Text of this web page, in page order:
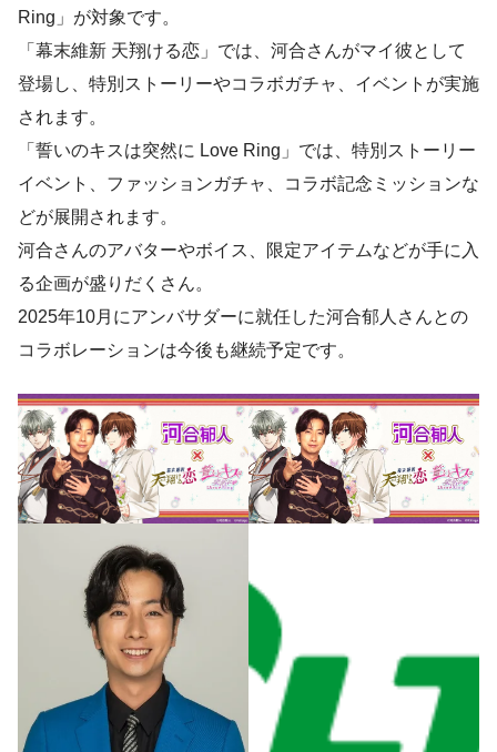
Ring」が対象です。
「幕末維新 天翔ける恋」では、河合さんがマイ彼として
登場し、特別ストーリーやコラボガチャ、イベントが実施
されます。
「誓いのキスは突然に Love Ring」では、特別ストーリー
イベント、ファッションガチャ、コラボ記念ミッションな
どが展開されます。
河合さんのアバターやボイス、限定アイテムなどが手に入
る企画が盛りだくさん。
2025年10月にアンバサダーに就任した河合郁人さんとの
コラボレーションは今後も継続予定です。